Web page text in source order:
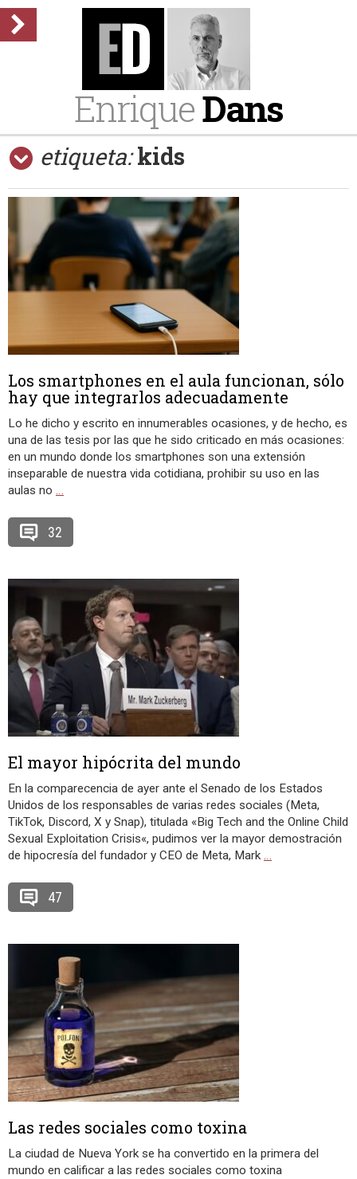
EnriqueDans
etiqueta: kids
Los smartphones en el aula funcionan, sólo
hay que integrarlos adecuadamente
Lo he dicho y escrito en innumerables ocasiones, y de hecho, es
una de las tesis por las que he sido criticado en más ocasiones:
en un mundo donde los smartphones son una extensión
inseparable de nuestra vida cotidiana, prohibir su uso en las
aulas no …
32
El mayor hipócrita del mundo
En la comparecencia de ayer ante el Senado de los Estados
Unidos de los responsables de varias redes sociales (Meta,
TikTok, Discord, X y Snap), titulada «Big Tech and the Online Child
Sexual Exploitation Crisis«, pudimos ver la mayor demostración
de hipocresía del fundador y CEO de Meta, Mark …
47
Las redes sociales como toxina
La ciudad de Nueva York se ha convertido en la primera del
mundo en calificar a las redes sociales como toxina